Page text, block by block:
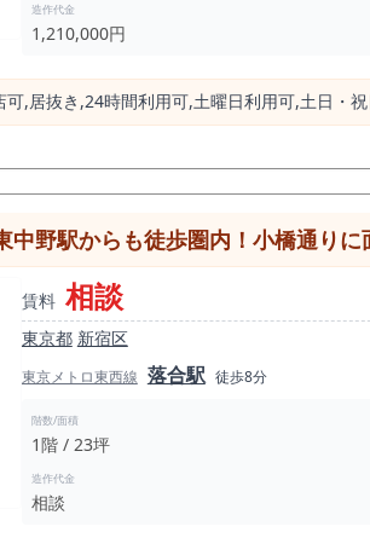
造作代金
1,210,000円
,居抜き,24時間利⽤可,⼟曜⽇利⽤可,⼟⽇・
駅からも徒歩圏内！小橋通りに面し
賃料 相談
東京都 新宿区
東京メトロ東西線 落合駅 徒歩8分
階数/面積
1階 / 23坪
造作代金
相談